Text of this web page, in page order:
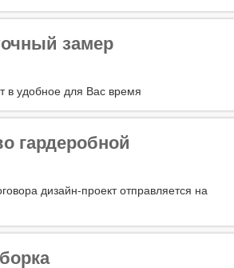
замер
в удобное для Вас время
гардеробной
дизайн-проект отправляется на